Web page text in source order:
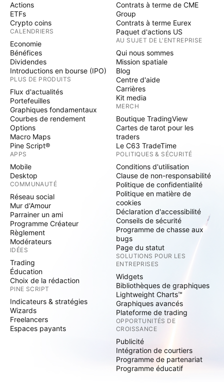
Actions
ETFs
Crypto coins
CALENDRIERS
Economie
Bénéfices
Dividendes
Introductions en bourse (IPO)
PLUS DE PRODUITS
Flux d'actualités
Portefeuilles
Graphiques fondamentaux
Courbes de rendement
Options
Macro Maps
Pine Script®
APPS
Mobile
Desktop
COMMUNAUTÉ
Réseau social
Mur d'Amour
Parrainer un ami
Programme Créateur
Règlement
Modérateurs
IDÉES
Trading
Éducation
Choix de la rédaction
PINE SCRIPT
Indicateurs & stratégies
Wizards
Freelancers
Espaces payants
Contrats à terme de CME
Group
Contrats à terme Eurex
Paquet d'actions US
AU SUJET DE L'ENTREPRISE
Qui nous sommes
Mission spatiale
Blog
Centre d'aide
Carrières
Kit media
MERCH
Boutique TradingView
Cartes de tarot pour les
traders
Le C63 TradeTime
POLITIQUES & SÉCURITÉ
Conditions d'utilisation
Clause de non-responsabilité
Politique de confidentialité
Politique en matière de
cookies
Déclaration d'accessibilité
Conseils de sécurité
Programme de chasse aux
bugs
Page du statut
SOLUTIONS POUR LES
ENTREPRISES
Widgets
Bibliothèques de graphiques
Lightweight Charts™
Graphiques avancés
Plateforme de trading
OPPORTUNITÉS DE
CROISSANCE
Publicité
Intégration de courtiers
Programme de partenariat
Programme éducatif